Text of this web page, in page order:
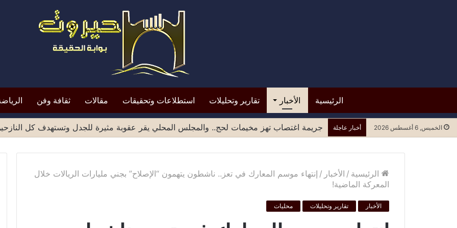
الرئيسية الأخبار تقارير وتحليلات استطلاعات وتحقيقات مقالات ثقافة وفن
الخميس, 6 أغسطس 2026 أخبار عاجلة قرار من حكومة عدن بوقف تعميد الشهادات الصادرة من مناطق صنعاء يثير موجة انتقادات
الرئيسية / الأخبار / إنتهاء موسم المعارك في تعز.. ناشطون يتهمون “الإصلاح” بجني مليارات الريالات خلال
المعركة الماضية!
الأخبار تقارير وتحليلات محليات